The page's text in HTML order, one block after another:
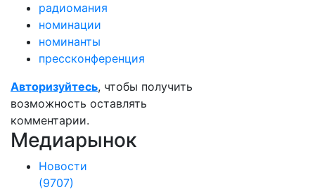
радиомания
номинации
номинанты
прессконференция
Авторизуйтесь, чтобы получить
возможность оставлять
комментарии.
Медиарынок
Новости
(9707)